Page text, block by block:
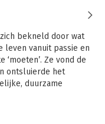
bekneld door wat
leven vanuit passie en
Ze vond de
ontsluierde het
duurzame